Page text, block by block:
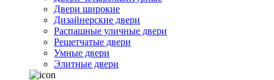
Двери широкие
Дизайнерские двери
Распашные уличные двери
Решетчатые двери
Умные двери
Элитные двери